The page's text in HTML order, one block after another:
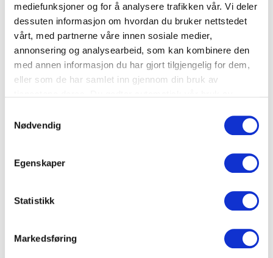
mediefunksjoner og for å analysere trafikken vår. Vi deler
dessuten informasjon om hvordan du bruker nettstedet
vårt, med partnerne våre innen sosiale medier,
annonsering og analysearbeid, som kan kombinere den
med annen informasjon du har gjort tilgjengelig for dem,
eller som de har samlet inn gjennom din bruk av
Nødvendig
Egenskaper
Statistikk
Markedsføring
Banan
Ost,Brød